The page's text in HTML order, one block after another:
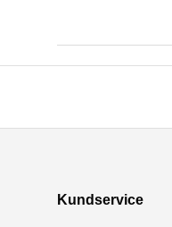
Kundservice